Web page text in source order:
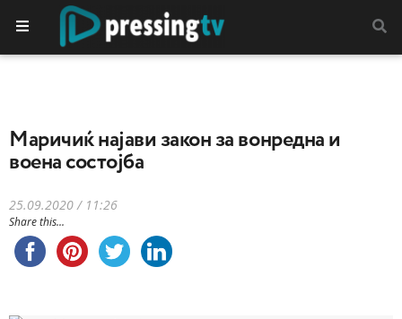
Маричиќ најави закон за вонредна и
воена состојба
25.09.2020 / 11:26
Share this...